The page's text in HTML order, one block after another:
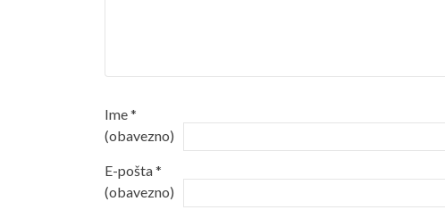
Ime*
(obavezno)
E-pošta*
(obavezno)